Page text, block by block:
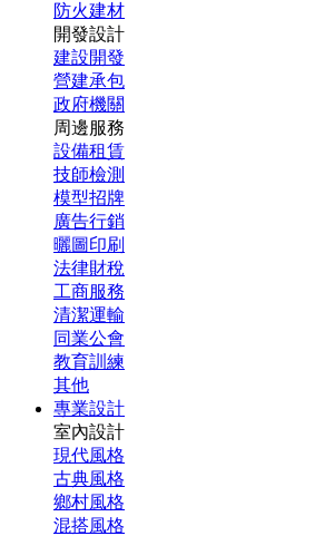
防火建材
開發設計
建設開發
營建承包
政府機關
周邊服務
設備租賃
技師檢測
模型招牌
廣告行銷
曬圖印刷
法律財稅
工商服務
清潔運輸
同業公會
教育訓練
其他
專業設計
室內設計
現代風格
古典風格
鄉村風格
混搭風格